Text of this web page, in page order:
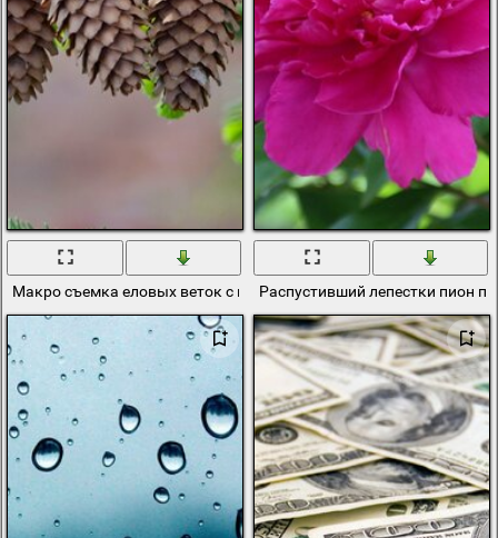
Макро съемка еловых веток с шишкамиРаспустивший лепестки пион